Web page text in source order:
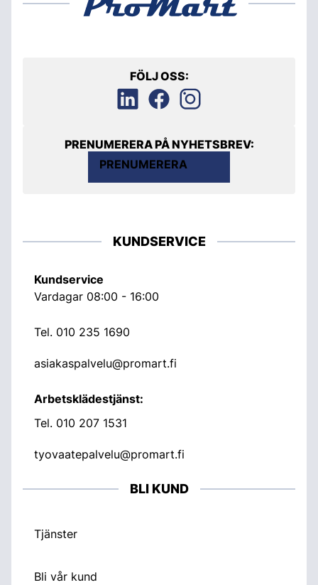
FÖLJ OSS:
PRENUMERERA PÅ NYHETSBREV:
PRENUMERERA
KUNDSERVICE
Kundservice
Vardagar 08:00 - 16:00
Tel. 010 235 1690
asiakaspalvelu@promart.fi
Arbetsklädestjänst:
Tel. 010 207 1531
tyovaatepalvelu@promart.fi
BLI KUND
Tjänster
Bli vår kund